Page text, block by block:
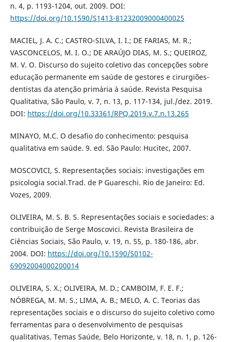
n. 4, p. 1193-1204, out. 2009. DOI:
https://doi.org/10.1590/S1413-81232009000400025
MACIEL, J. A. C.; CASTRO-SILVA, I. I.; DE FARIAS, M. R.;
VASCONCELOS, M. I. O.; DE ARAÚJO DIAS, M. S.; QUEIROZ,
M. V. O. Discurso do sujeito coletivo das concepções sobre
educação permanente em saúde de gestores e cirurgiões-
dentistas da atenção primária à saúde. Revista Pesquisa
Qualitativa, São Paulo, v. 7, n. 13, p. 117-134, jul./dez. 2019.
DOI: https://doi.org/10.33361/RPQ.2019.v.7.n.13.265
MINAYO, M.C. O desafio do conhecimento: pesquisa
qualitativa em saúde. 9. ed. São Paulo: Hucitec, 2007.
MOSCOVICI, S. Representações sociais: investigações em
psicologia social.Trad. de P Guareschi. Rio de Janeiro: Ed.
Vozes, 2009.
OLIVEIRA, M. S. B. S. Representações sociais e sociedades: a
contribuição de Serge Moscovici. Revista Brasileira de
Ciências Sociais, São Paulo, v. 19, n. 55, p. 180-186, abr.
2004. DOI: https://doi.org/10.1590/S0102-
69092004000200014
OLIVEIRA, S. X.; OLIVEIRA, M. D.; CAMBOIM, F. E. F.;
NÓBREGA, M. M. S.; LIMA, A. B.; MELO, A. C. Teorias das
representações sociais e o discurso do sujeito coletivo como
ferramentas para o desenvolvimento de pesquisas
qualitativas. Temas Saúde, Belo Horizonte, v. 18, n. 1, p. 126-